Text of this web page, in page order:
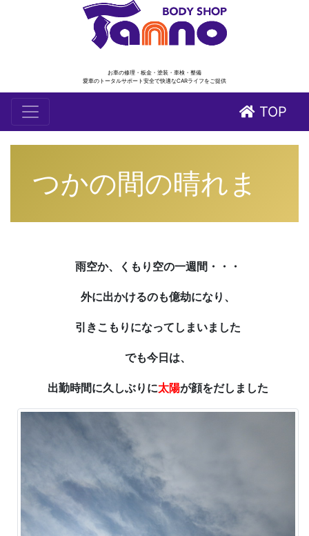
お車の修理・板金・塗装・車検・整備
愛車のトータルサポート安全で快適なCARライフをご提供
TOP
つかの間の晴れま
雨空か、くもり空の一週間・・・
外に出かけるのも億劫になり、
引きこもりになってしまいました
でも今日は、
出勤時間に久しぶりに太陽が顔をだしました